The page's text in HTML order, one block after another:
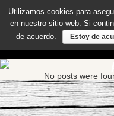
No posts were
Utilizamos cookies para
en nuestro sitio web. Si
de acuerdo.
Estoy de